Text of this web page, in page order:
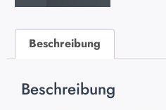
Beschreibung
Beschreibung